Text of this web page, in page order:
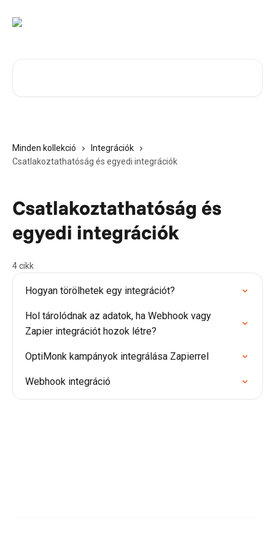
Minden kollekció
Integrációk
Csatlakoztathatóság és egyedi integrációk
Csatlakoztathatóság és
egyedi integrációk
4 cikk
Hogyan törölhetek egy integrációt?
Hol tárolódnak az adatok, ha Webhook vagy
Zapier integrációt hozok létre?
OptiMonk kampányok integrálása Zapierrel
Webhook integráció